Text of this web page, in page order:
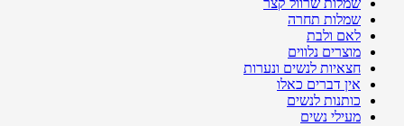
שמלות שרוול קצר
שמלות תחרה
לאם ולבת
מוצרים נלווים
חצאיות לנשים ונערות
אין דברים כאלו
כותנות לנשים
מעילי נשים